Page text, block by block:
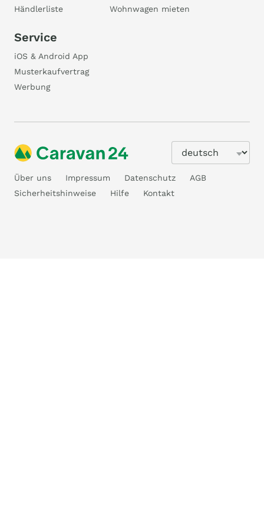
Händlerliste
Wohnwagen mieten
Service
iOS & Android App
Musterkaufvertrag
Werbung
Über uns Impressum Datenschutz
AGB
Sicherheitshinweise
Hilfe Kontakt